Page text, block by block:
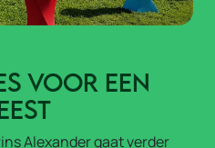
voor een
Alexander gaat verder